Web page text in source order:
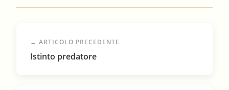
← ARTICOLO PRECEDENTE
Istinto predatore